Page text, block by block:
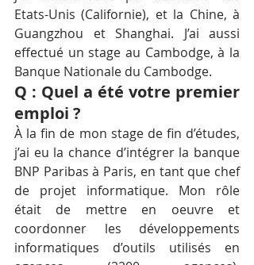
Etats-Unis (Californie), et la Chine, à
Guangzhou et Shanghai. J’ai aussi
effectué un stage au Cambodge, à la
Banque Nationale du Cambodge.
Q : Quel a été votre premier
emploi ?
À la fin de mon stage de fin d’études,
j’ai eu la chance d’intégrer la banque
BNP Paribas à Paris, en tant que chef
de projet informatique. Mon rôle
était de mettre en oeuvre et
coordonner les développements
informatiques d’outils utilisés en